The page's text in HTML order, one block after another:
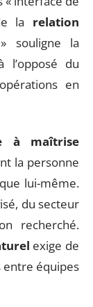
la relation
souligne la
l’opposé du
en
à maîtrise
la personne
lui-même.
du secteur
recherché.
exige de
équipes